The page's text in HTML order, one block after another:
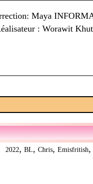
Maya
: Worawit
2022, BL, Chris, Emisfritish,